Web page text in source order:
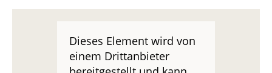
Dieses Element wird von
einem Drittanbieter